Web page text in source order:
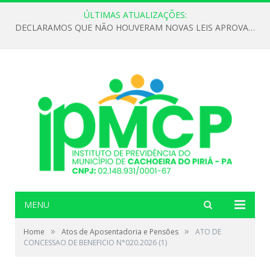
ÚLTIMAS ATUALIZAÇÕES:
DECLARAMOS QUE NÃO HOUVERAM NOVAS LEIS APROVADAS ATÉ O MOMENTO PARA O INSTITUTO DE PREVIDÊNCIA NO ANO DE 2026
MENU
Home » Atos de Aposentadoria e Pensões »
ATO DE
CONCESSAO DE BENEFICIO N°020.2026 (1)